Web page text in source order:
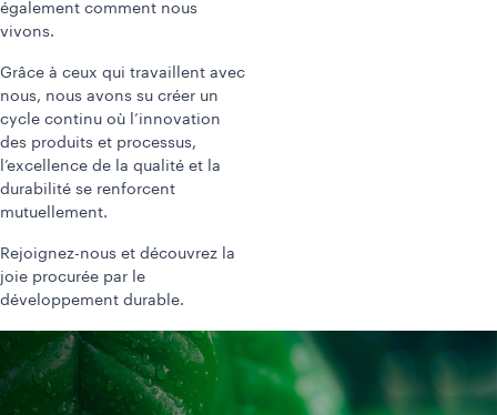
également comment nous
vivons.
Grâce à ceux qui travaillent avec
nous, nous avons su créer un
cycle continu où l’innovation
des produits et processus,
l’excellence de la qualité et la
durabilité se renforcent
mutuellement.
Rejoignez-nous et découvrez la
joie procurée par le
développement durable.